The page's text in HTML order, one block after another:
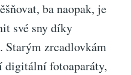
ba naopak, je
své sny díky
zrcadlovkám
digitální fotoaparáty,